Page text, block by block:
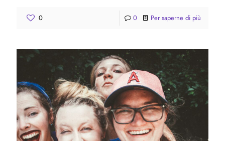
0 0 Per saperne di più